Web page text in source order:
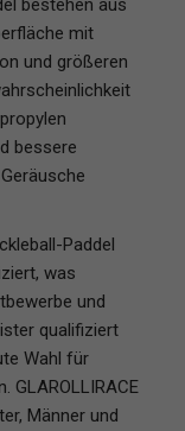
bestehen aus
mit
und größeren
bessere
Paddel
was
und
qualifiziert
Wahl für
GLAROLLIRACE
Männer und